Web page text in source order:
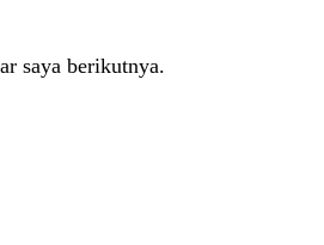
saya berikutnya.